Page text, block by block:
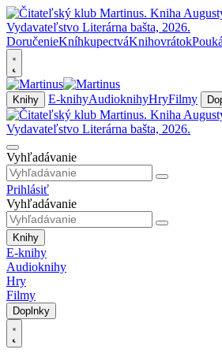
DoručenieKníhkupectváKnihovrátok
Knihy E-knihyAudioknihyHryFilmy
Vyhľadávanie
Prihlásiť
Vyhľadávanie
Knihy
E-knihy
Audioknihy
Hry
Filmy
Doplnky